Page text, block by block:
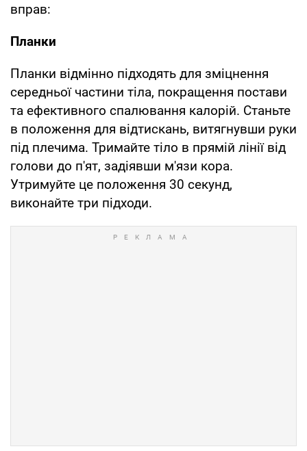
вправ:
Планки
Планки відмінно підходять для зміцнення
середньої частини тіла, покращення постави
та ефективного спалювання калорій. Станьте
в положення для відтискань, витягнувши руки
під плечима. Тримайте тіло в прямій лінії від
голови до п'ят, задіявши м'язи кора.
Утримуйте це положення 30 секунд,
виконайте три підходи.